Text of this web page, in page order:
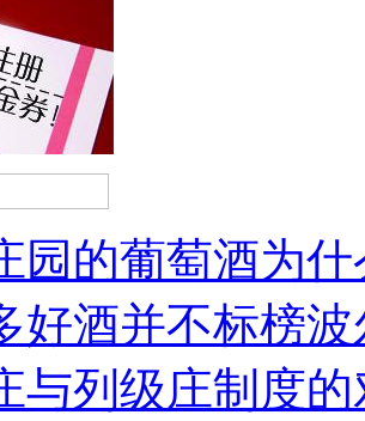
园的葡萄酒为
好酒并不标榜
与列级庄制度